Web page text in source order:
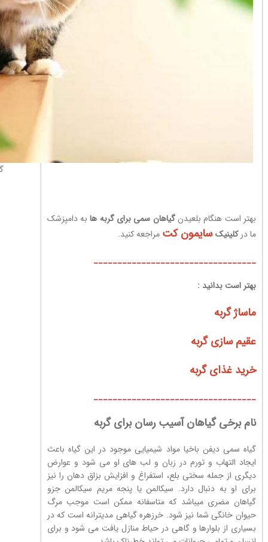
بهتر است هنگام بلعیدنگیاهان سمی برای گربه ها به دامپزشک
ما درکلینیکسایمون کت مراجعه کنید.
__________________________________
بهتر است بدانید :
ماساژ گربه
عقیم سازی گربه
خرید غذای گربه
__________________________________
نام برخی گیاهان آسیب رسان برای گربه
گیاه سمی دیفن باخیا مواد شیمیایی موجود در این گیاه باعث
ایجاد التهاب و تورم در زبان و لب های او می شود و عوارض
دیگری از جمله سختی بلع، استفراغ و افزایش بزاق دهان را نیز
برای او به دنبال دارد. سیکالمن یا پنجه مریم سیکالمن جزو
گیاهان مضری میباشد که متاسفانه ممکن است موجب مرگ
حیوان خانگی شما نیز شود. خرزهره گیاهی مدیترانه است که در
بسیاری از بلوارها و گاهی در حیاط منازل یافت می شود و برای